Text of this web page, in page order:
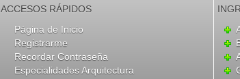
ACCESOS RÁPIDOS
Página de Inicio
Registrarme
Recordar Contraseña
Especialidades Arquitectura